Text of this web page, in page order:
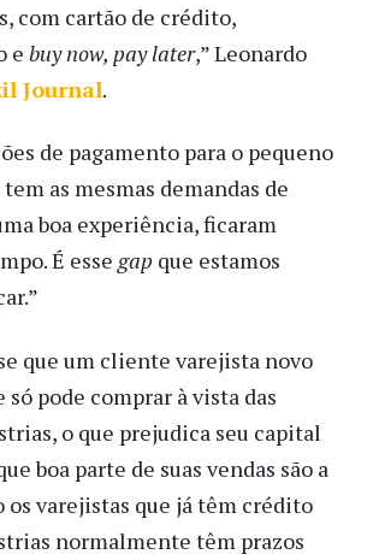
com cartão de crédito,
e buy now, pay later,” Leonardo
Journal.
de pagamento para o pequeno
as mesmas demandas de
boa experiência, ficaram
É esse gap que estamos
que um cliente varejista novo
pode comprar à vista das
o que prejudica seu capital
boa parte de suas vendas são a
os varejistas que já têm crédito
normalmente têm prazos